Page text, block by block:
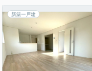
新築一戸建